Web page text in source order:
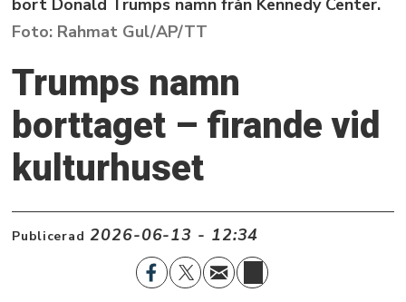
bort Donald Trumps namn från Kennedy Center.
Rahmat Gul/AP/TT
Trumps namn
borttaget – firande vid
kulturhuset
Publicerad 2026-06-13 - 12:34